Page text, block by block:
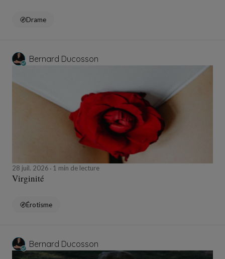
Drame
Bernard Ducosson
28 juil. 2026 1 min de lecture
Virginité
Érotisme
Bernard Ducosson